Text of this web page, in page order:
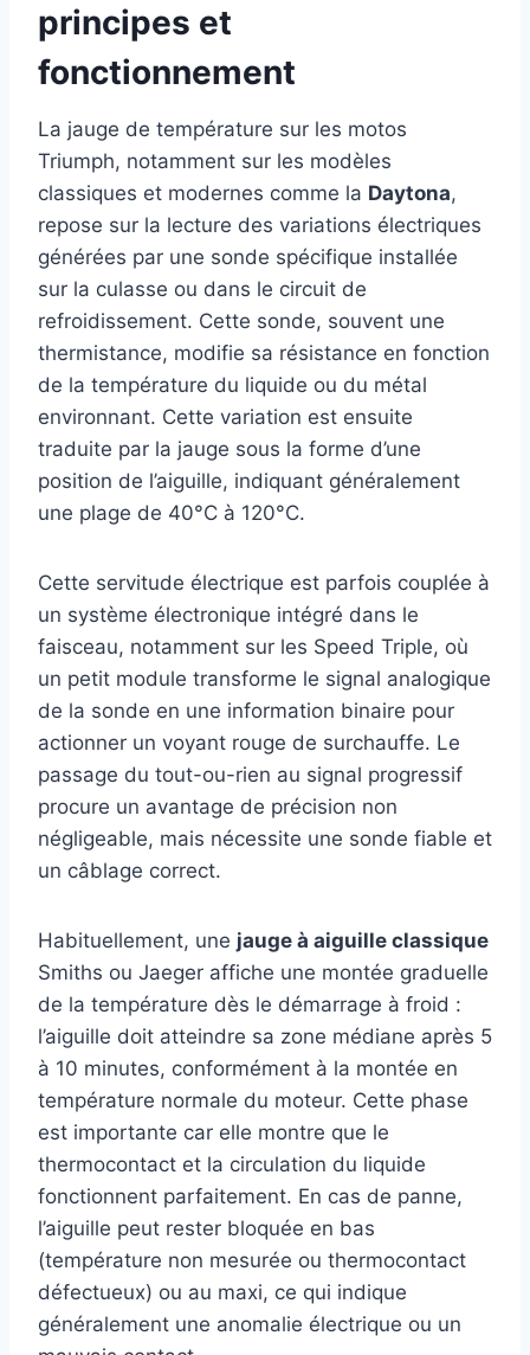
principes et
fonctionnement
La jauge de température sur les motos
Triumph, notamment sur les modèles
classiques et modernes comme la Daytona,
repose sur la lecture des variations électriques
générées par une sonde spécifique installée
sur la culasse ou dans le circuit de
refroidissement. Cette sonde, souvent une
thermistance, modifie sa résistance en fonction
de la température du liquide ou du métal
environnant. Cette variation est ensuite
traduite par la jauge sous la forme d’une
position de l’aiguille, indiquant généralement
une plage de 40°C à 120°C.
Cette servitude électrique est parfois couplée à
un système électronique intégré dans le
faisceau, notamment sur les Speed Triple, où
un petit module transforme le signal analogique
de la sonde en une information binaire pour
actionner un voyant rouge de surchauffe. Le
passage du tout-ou-rien au signal progressif
procure un avantage de précision non
négligeable, mais nécessite une sonde fiable et
un câblage correct.
Habituellement, une jauge à aiguille classique
Smiths ou Jaeger affiche une montée graduelle
de la température dès le démarrage à froid :
l’aiguille doit atteindre sa zone médiane après 5
à 10 minutes, conformément à la montée en
température normale du moteur. Cette phase
est importante car elle montre que le
thermocontact et la circulation du liquide
fonctionnent parfaitement. En cas de panne,
l’aiguille peut rester bloquée en bas
(température non mesurée ou thermocontact
défectueux) ou au maxi, ce qui indique
généralement une anomalie électrique ou un